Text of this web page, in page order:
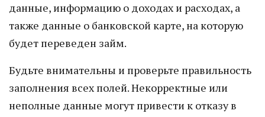
данные, информацию о доходах и расходах, а
также данные о банковской карте, на которую
будет переведен займ.
Будьте внимательны и проверьте правильность
заполнения всех полей. Некорректные или
неполные данные могут привести к отказу в